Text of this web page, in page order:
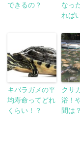
できるの？
なっ
れば
キバラガメの平
均寿命ってどれ
くらい！？
クサ
浴！
間は？